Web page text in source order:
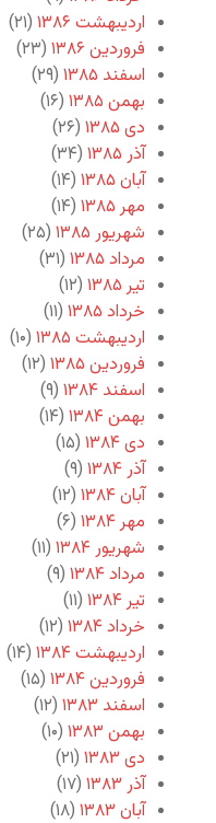
اردیبهشت ۱۳۸۶
(۲۱)
فروردین ۱۳۸۶
(۲۳)
اسفند ۱۳۸۵
(۲۹)
بهمن ۱۳۸۵
(۱۶)
دی ۱۳۸۵
(۲۶)
آذر ۱۳۸۵
(۳۴)
آبان ۱۳۸۵
(۱۴)
مهر ۱۳۸۵
(۱۴)
شهریور ۱۳۸۵
(۲۵)
مرداد ۱۳۸۵
(۳۱)
تیر ۱۳۸۵
(۱۲)
خرداد ۱۳۸۵
(۱۱)
اردیبهشت ۱۳۸۵
(۱۰)
فروردین ۱۳۸۵
(۱۲)
اسفند ۱۳۸۴
(۹)
بهمن ۱۳۸۴
(۱۴)
دی ۱۳۸۴
(۱۵)
آذر ۱۳۸۴
(۹)
آبان ۱۳۸۴
(۱۲)
مهر ۱۳۸۴
(۶)
شهریور ۱۳۸۴
(۱۱)
مرداد ۱۳۸۴
(۹)
تیر ۱۳۸۴
(۱۱)
خرداد ۱۳۸۴
(۱۲)
اردیبهشت ۱۳۸۴
(۱۴)
فروردین ۱۳۸۴
(۱۵)
اسفند ۱۳۸۳
(۱۲)
بهمن ۱۳۸۳
(۱۰)
دی ۱۳۸۳
(۲۱)
آذر ۱۳۸۳
(۱۷)
آبان ۱۳۸۳
(۱۸)